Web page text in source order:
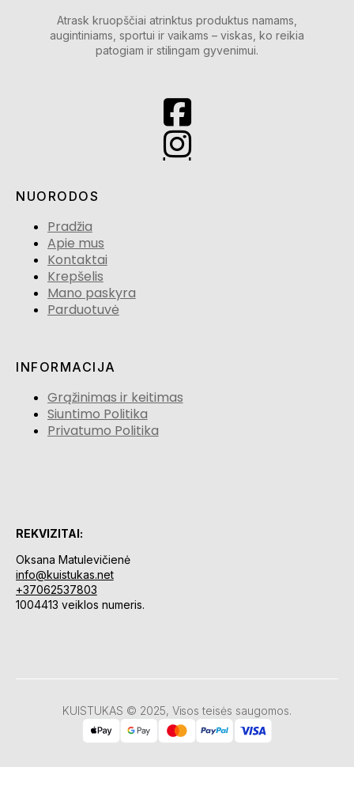
Atrask kruopščiai atrinktus produktus namams,
augintiniams, sportui ir vaikams – viskas, ko reikia
patogiam ir stilingam gyvenimui.
NUORODOS
Pradžia
Apie mus
Kontaktai
Krepšelis
Mano paskyra
Parduotuvė
INFORMACIJA
Grąžinimas ir keitimas
Siuntimo Politika
Privatumo Politika
REKVIZITAI:
Oksana Matulevičienė
info@kuistukas.net
+37062537803
1004413 veiklos numeris.
KUISTUKAS © 2025, Visos teisės saugomos.